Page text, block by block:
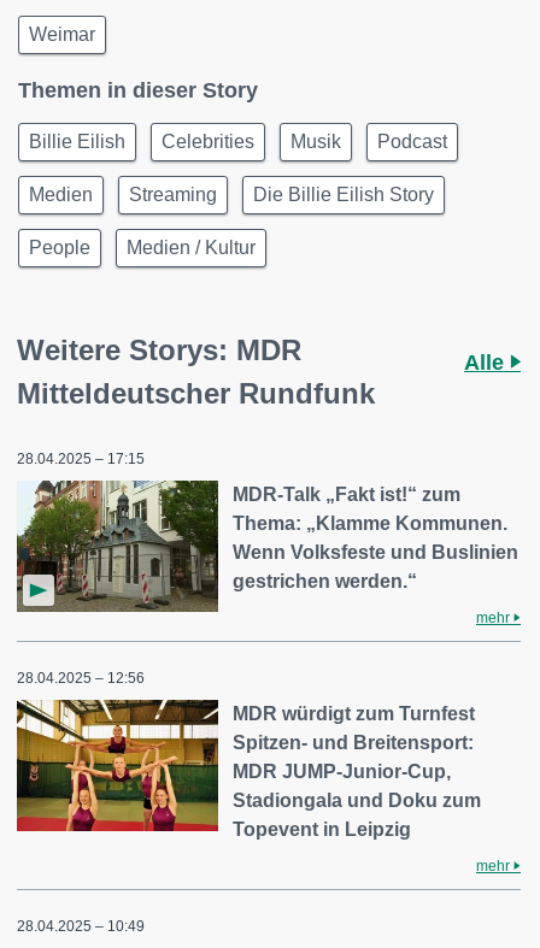
Weimar
Themen in dieser Story
Billie Eilish Celebrities Musik Podcast
Medien Streaming Die Billie Eilish Story
People Medien / Kultur
Weitere Storys: MDR
Mitteldeutscher Rundfunk
Alle
28.04.2025 – 17:15
MDR-Talk „Fakt ist!“ zum
Thema: „Klamme Kommunen.
Wenn Volksfeste und Buslinien
gestrichen werden.“
mehr
28.04.2025 – 12:56
MDR würdigt zum Turnfest
Spitzen- und Breitensport:
MDR JUMP-Junior-Cup,
Stadiongala und Doku zum
Topevent in Leipzig
mehr
28.04.2025 – 10:49